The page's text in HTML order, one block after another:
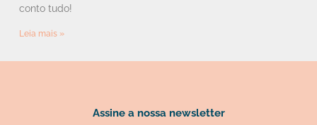
conto tudo!
Leia mais »
Assine a nossa newsletter